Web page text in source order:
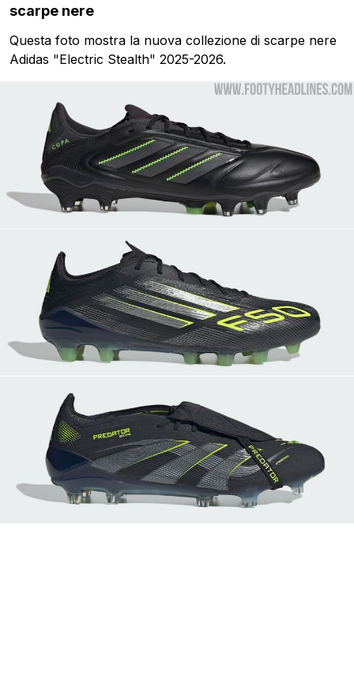
scarpe nere
Questa foto mostra la nuova collezione di scarpe nere
Adidas "Electric Stealth" 2025-2026.